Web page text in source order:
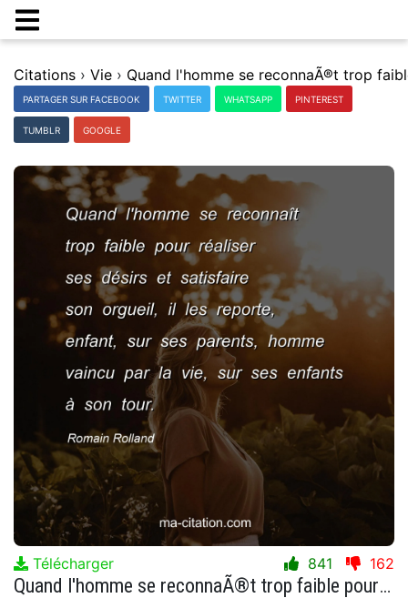
Citations › Vie ›
PARTAGER SUR FACEBOOK TWITTER WHATSAPP PINTEREST
TUMBLR GOOGLE
Télécharger 841 162
Quand l'homme se reconnaÃ®t trop faible pour rÃ©aliser ses dÃ©sirs et satisfaire son orgueil, il les reporte, enfant, sur ses parents, homme vaincu par la vie, sur ses enfants Ã son tour.